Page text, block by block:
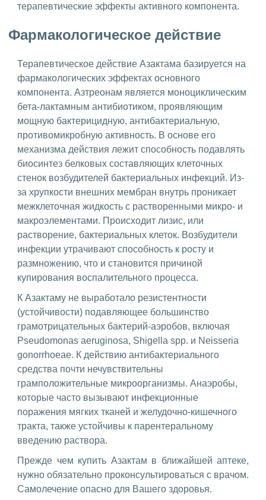
терапевтические эффекты активного компонента.
Фармакологическое действие
Терапевтическое действие Азактама базируется на
фармакологических эффектах основного
компонента. Азтреонам является моноциклическим
бета-лактамным антибиотиком, проявляющим
мощную бактерицидную, антибактериальную,
противомикробную активность. В основе его
механизма действия лежит способность подавлять
биосинтез белковых составляющих клеточных
стенок возбудителей бактериальных инфекций. Из-
за хрупкости внешних мембран внутрь проникает
межклеточная жидкость с растворенными микро- и
макроэлементами. Происходит лизис, или
растворение, бактериальных клеток. Возбудители
инфекции утрачивают способность к росту и
размножению, что и становится причиной
купирования воспалительного процесса.
К Азактаму не выработало резистентности
(устойчивости) подавляющее большинство
грамотрицательных бактерий-аэробов, включая
Pseudomonas aeruginosa, Shigella spp. и Neisseria
gonorrhoeae. К действию антибактериального
средства почти нечувствительны
грамположительные микроорганизмы. Анаэробы,
которые часто вызывают инфекционные
поражения мягких тканей и желудочно-кишечного
тракта, также устойчивы к парентеральному
введению раствора.
Прежде чем купить Азактам в ближайшей аптеке,
нужно обязательно проконсультироваться с врачом.
Самолечение опасно для Вашего здоровья.